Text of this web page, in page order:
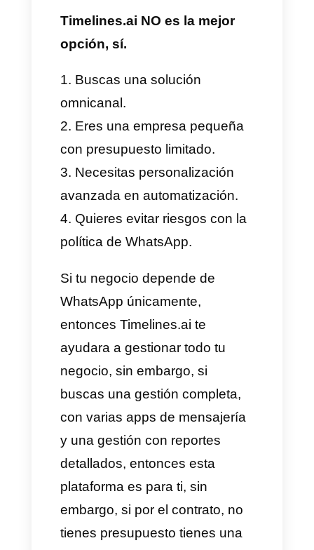
Restricciones en la
mensajería masiva
Menos flexibilidad en
personalización
¿Timelines.ai es una
buena opción para tu
negocio?
necesidades específicas de tu
empresa y del nivel de
especialización y productividad
que busca tu empresa. Ahora te
vamos a ayudar a evaluar si
Timelines es realmente una
buena herramienta para tu
negocio:
Timelines.ai es una buena